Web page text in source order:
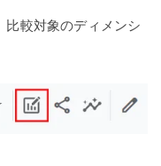
比較対象のディメンシ